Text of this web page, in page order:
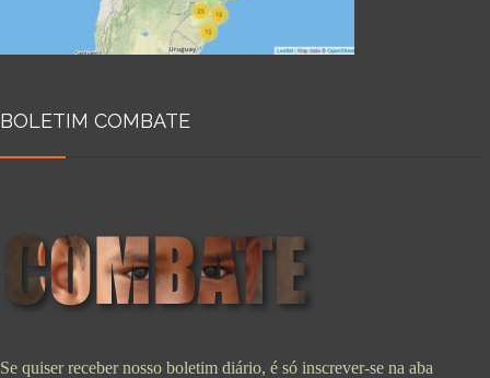
BOLETIM COMBATE
Se quiser receber nosso boletim diário, é só inscrever-se na aba